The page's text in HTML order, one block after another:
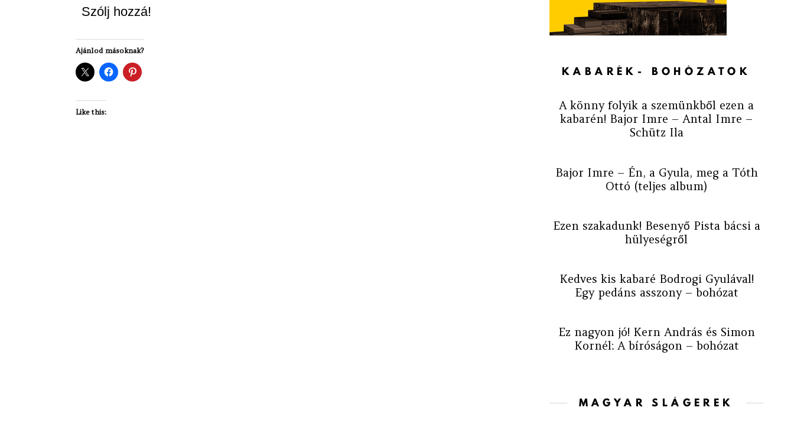
Szólj hozzá!
Ajánlod másoknak?
Like this:
KABARÉK- BOHÓZATOK
A könny folyik a szemünkből ezen a
kabarén! Bajor Imre – Antal Imre –
Schütz Ila
Bajor Imre – Én, a Gyula, meg a Tóth
Ottó (teljes album)
Ezen szakadunk! Besenyő Pista bácsi a
hülyeségről
Kedves kis kabaré Bodrogi Gyulával!
Egy pedáns asszony – bohózat
Ez nagyon jó! Kern András és Simon
Kornél: A bíróságon – bohózat
MAGYAR SLÁGEREK